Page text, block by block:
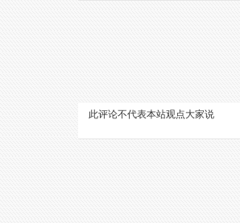
此评论不代表本站观点大家说